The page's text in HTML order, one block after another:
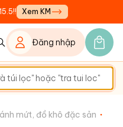
Xem KM
Đăng nhập
mứt, đồ khô đặc sản